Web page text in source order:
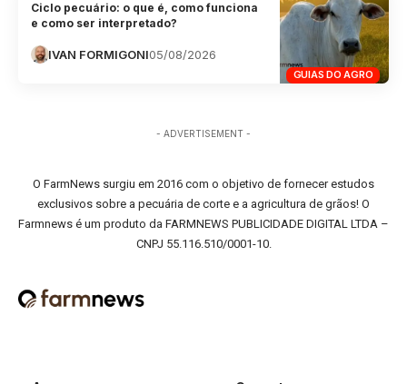
GUIAS DO AGRO
Ciclo pecuário: o que é, como funciona
e como ser interpretado?
IVAN FORMIGONI05/08/2026
- ADVERTISEMENT -
O FarmNews surgiu em 2016 com o objetivo de fornecer estudos
exclusivos sobre a pecuária de corte e a agricultura de grãos! O
Farmnews é um produto da FARMNEWS PUBLICIDADE DIGITAL LTDA –
CNPJ 55.116.510/0001-10.